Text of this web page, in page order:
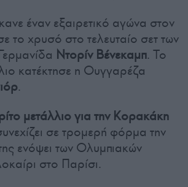
έναν εξαιρετικό αγώνα στον
το χρυσό στο τελευταίο σετ των
Ντορίν Βένεκαμπ. Το
κατέκτησε η Ουγγαρέζα
.
μετάλλιο για την Κορακάκη
σε τρομερή φόρμα την
ενόψει των Ολυμπιακών
στο Παρίσι.